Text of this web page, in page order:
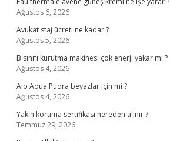
Ağustos 6, 2026
Avukat staj ücreti ne kadar ?
Ağustos 5, 2026
B sınıfı kurutma makinesi çok enerji yakar mı ?
Ağustos 4, 2026
Alo Aqua Pudra beyazlar için mi ?
Ağustos 4, 2026
Yakın koruma sertifikası nereden alınır ?
Temmuz 29, 2026